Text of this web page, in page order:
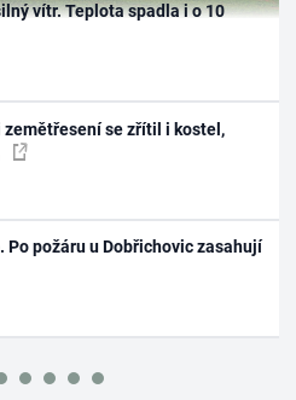
vítr. Teplota spadla i o 10
zemětřesení se zřítil i kostel,
požáru u Dobřichovic zasahují